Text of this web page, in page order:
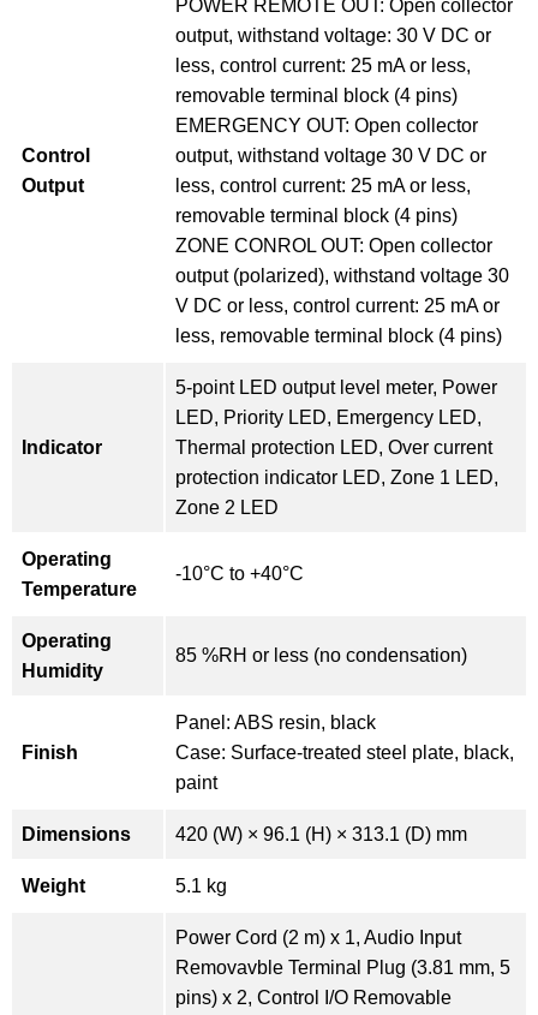
Control
Output
POWER REMOTE OUT: Open collector
output, withstand voltage: 30 V DC or
less, control current: 25 mA or less,
removable terminal block (4 pins)
EMERGENCY OUT: Open collector
output, withstand voltage 30 V DC or
less, control current: 25 mA or less,
removable terminal block (4 pins)
ZONE CONROL OUT: Open collector
output (polarized), withstand voltage 30
V DC or less, control current: 25 mA or
less, removable terminal block (4 pins)
Indicator
5-point LED output level meter, Power
LED, Priority LED, Emergency LED,
Thermal protection LED, Over current
protection indicator LED, Zone 1 LED,
Zone 2 LED
Operating
Temperature
-10°C to +40°C
Operating
Humidity
85 %RH or less (no condensation)
Finish
Panel: ABS resin, black
Case: Surface-treated steel plate, black,
paint
Dimensions 420 (W) × 96.1 (H) × 313.1 (D) mm
Weight 5.1 kg
Power Cord (2 m) x 1, Audio Input
Removavble Terminal Plug (3.81 mm, 5
pins) x 2, Control I/O Removable